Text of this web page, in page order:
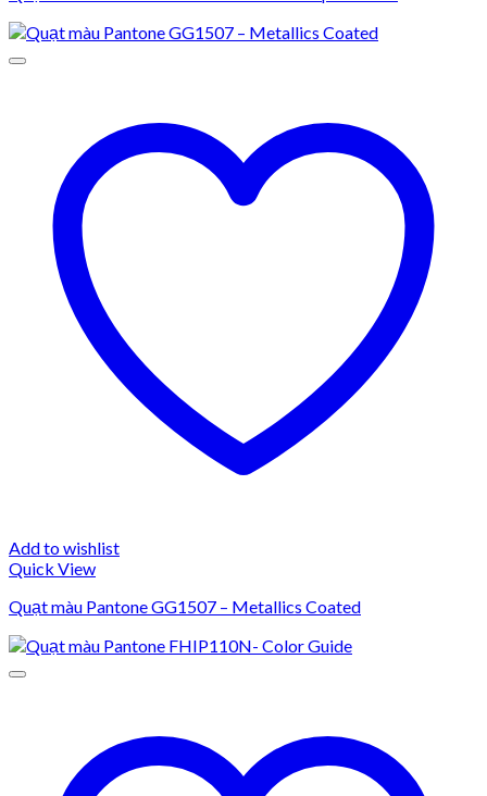
Add to wishlist
Quick View
Quạt màu Pantone GG1507 – Metallics Coated